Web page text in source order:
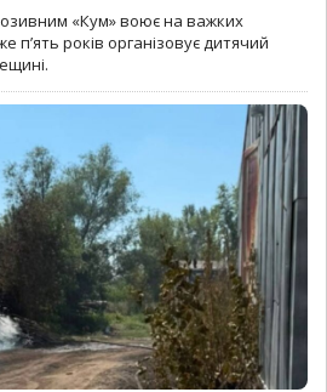
«Кум» воює на важких
п’ять років організовує дитячий